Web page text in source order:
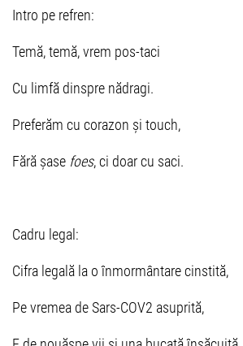
Intro pe refren:
Temă, temă, vrem pos-taci
Cu limfă dinspre nădragi.
Preferăm cu corazon și touch,
Fără șase foes, ci doar cu saci.
Cadru legal:
Cifra legală la o înmormântare cinstită,
Pe vremea de Sars-COV2 asuprită,